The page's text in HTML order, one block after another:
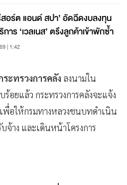
อร์ต แอนด์ สปา’ อัดฉีดงบลงทุน
าร ‘เวลเนส’ ตรึงลูกค้าเข้าพักซ้ำ
| 1:42
ระทรวงการคลัง ลงนามใน
ร้อยแล้ว กระทรวงการคลังจะแจ้ง
พื่อให้กรมทางหลวงชนบทดำเนิน
าง และเดินหน้าโครงการ